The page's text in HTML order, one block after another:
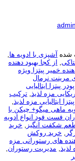
admin
شده آشپزی با ادویه ها
از کجا بهبود دهنده
خمیر پیتزا ویژه
مرینت نرمال
پودر پیتزا ایتالیایی
مزه لذیذ
ترکیب
ایتالیایی مزه لذیذ
ماهی میگو+ چیکن با
فست فود انواع ادویه
طعم شکفت انگیز
خرید
خرید روکش
های رستورانی مزه
مدیریت رستوران